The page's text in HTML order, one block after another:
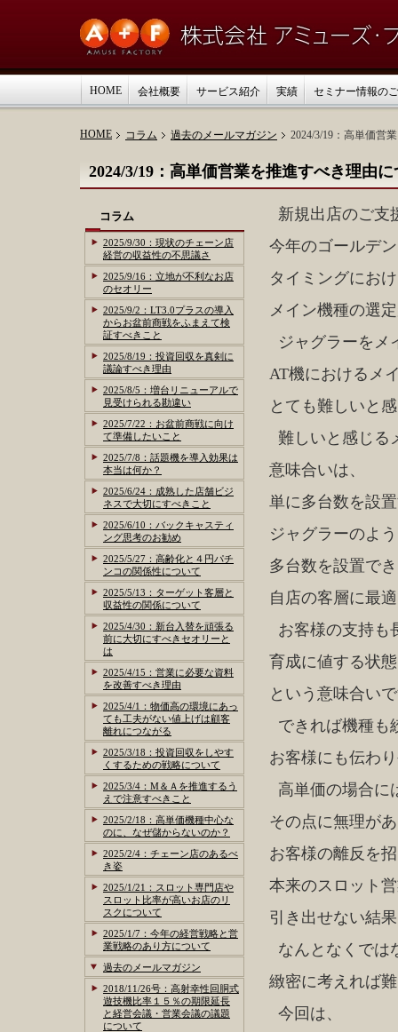
HOME 会社概要 サービス紹介 実績 セミナー情報の
HOME コラム 過去のメールマガジン 2024/3/19：高単価営
2024/3/19：高単価営業を推進すべき理由
新規出店のご支
今年のゴールデ
タイミングにお
メイン機種の選
ジャグラーをメ
AT機におけるメ
とても難しいと
難しいと感じる
意味合いは、
単に多台数を設
ジャグラーのよ
多台数を設置で
自店の客層に最
お客様の支持も
育成に値する状
という意味合い
できれば機種も
お客様にも伝わ
高単価の場合に
その点に無理が
お客様の離反を
本来のスロット
引き出せない結
なんとなくでは
緻密に考えれば
今回は、
コラム
2025/9/30：現状のチェーン店
経営の収益性の不思議さ
2025/9/16：立地が不利なお店
のセオリー
2025/9/2：LT3.0プラスの導入
からお盆前商戦をふまえて検
証すべきこと
2025/8/19：投資回収を真剣に
議論すべき理由
2025/8/5：増台リニューアルで
見受けられる勘違い
2025/7/22：お盆前商戦に向け
て準備したいこと
2025/7/8：話題機を導入効果は
本当は何か？
2025/6/24：成熟した店舗ビジ
ネスで大切にすべきこと
2025/6/10：バックキャスティ
ング思考のお勧め
2025/5/27：高齢化と４円パチ
ンコの関係性について
2025/5/13：ターゲット客層と
収益性の関係について
2025/4/30：新台入替を頑張る
前に大切にすべきセオリーと
は
2025/4/15：営業に必要な資料
を改善すべき理由
2025/4/1：物価高の環境にあっ
ても工夫がない値上げは顧客
離れにつながる
2025/3/18：投資回収をしやす
くするための戦略について
2025/3/4：M＆Ａを推進するう
えで注意すべきこと
2025/2/18：高単価機種中心な
のに、なぜ儲からないのか？
2025/2/4：チェーン店のあるべ
き姿
2025/1/21：スロット専門店や
スロット比率が高いお店のリ
スクについて
2025/1/7：今年の経営戦略と営
業戦略のあり方について
過去のメールマガジン
2018/11/26号：高射幸性回胴式
遊技機比率１５％の期限延長
と経営会議・営業会議の議題
について